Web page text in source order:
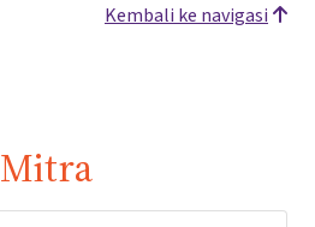
Kembali ke navigasi
Mitra